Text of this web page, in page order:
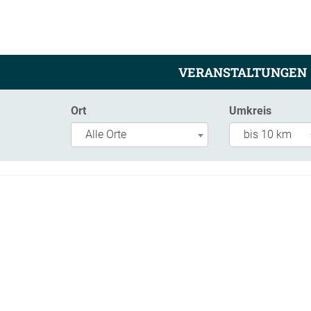
VERANSTALTUNGEN
Ort
Alle Orte
Umkreis
bis 10 km